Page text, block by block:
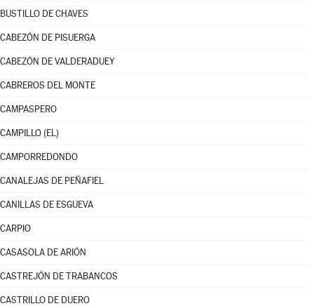
BUSTILLO DE CHAVES
CABEZÓN DE PISUERGA
CABEZÓN DE VALDERADUEY
CABREROS DEL MONTE
CAMPASPERO
CAMPILLO (EL)
CAMPORREDONDO
CANALEJAS DE PEÑAFIEL
CANILLAS DE ESGUEVA
CARPIO
CASASOLA DE ARIÓN
CASTREJÓN DE TRABANCOS
CASTRILLO DE DUERO